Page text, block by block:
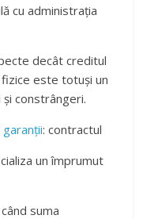
cu administrația
decât creditul
este totuși un
constrângeri.
: contractul
un împrumut
suma